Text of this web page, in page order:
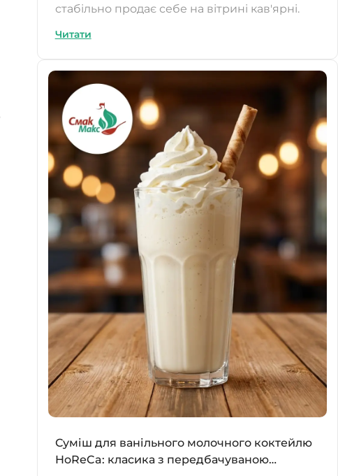
стабільно продає себе на вітрині кав'ярні.
Читати
Суміш для ванільного молочного коктейлю
HoReCa: класика з передбачуваною